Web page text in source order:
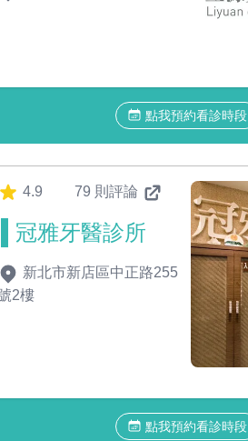
點我預約看診時段
4.9 79 則評論
冠雅牙醫診所
新北市新店區中正路255
2樓
點我預約看診時段